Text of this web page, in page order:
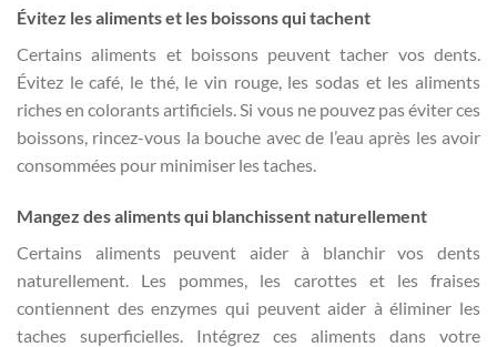
Évitez les aliments et les boissons qui tachent
Certains aliments et boissons peuvent tacher vos dents.
Évitez le café, le thé, le vin rouge, les sodas et les aliments
riches en colorants artificiels. Si vous ne pouvez pas éviter ces
boissons, rincez-vous la bouche avec de l’eau après les avoir
consommées pour minimiser les taches.
Mangez des aliments qui blanchissent naturellement
Certains aliments peuvent aider à blanchir vos dents
naturellement. Les pommes, les carottes et les fraises
contiennent des enzymes qui peuvent aider à éliminer les
taches superficielles. Intégrez ces aliments dans votre